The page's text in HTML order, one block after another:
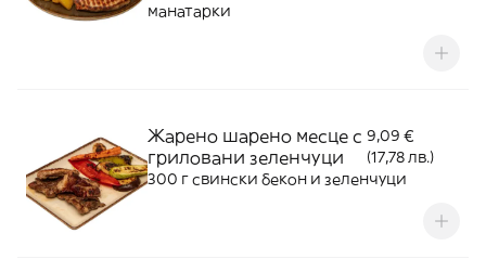
манатарки
Жарено шарено месце с
гриловани зеленчуци
9,09 €
(17,78 лв.)
300 г свински бекон и зеленчуци